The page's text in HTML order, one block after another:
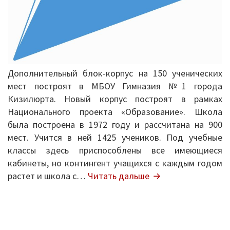
Дошкольное образование
Перечень информационных систем
Деятельность
Школа Минпроса России
Школьное питание
Комплексная безопасность
Противодействие терроризму и
корпус
Дополнительный блок-корпус на 150 ученических
мест построят в МБОУ Гимназия №1 города
Кизилюрта. Новый корпус построят в рамках
Национального проекта «Образование». Школа
была построена в 1972 году и рассчитана на 900
мест. Учится в ней 1425 учеников. Под учебные
классы здесь приспособлены все имеющиеся
кабинеты, но контингент учащихся с каждым годом
растет и школа с… Читать дальше В